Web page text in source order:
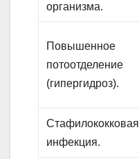
организма.
Повышенное
потоотделение
(гипергидроз).
Стафилококковая
инфекция.